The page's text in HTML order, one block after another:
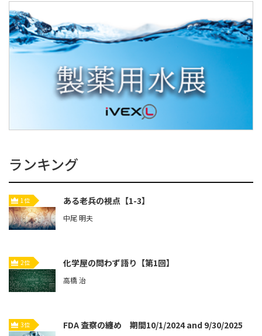
ランキング
1位 ある老兵の視点【1-3】
中尾 明夫
2位 化学屋の問わず語り【第1回】
高橋 治
3位 FDA 査察の纏め 期間10/1/2024 and 9/30/2025